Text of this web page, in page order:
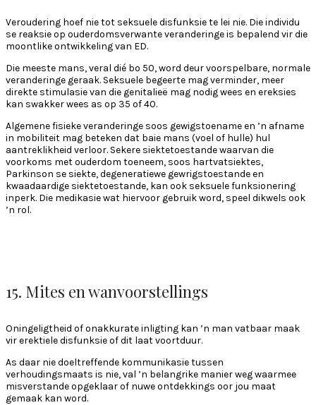
Veroudering hoef nie tot seksuele disfunksie te lei nie. Die individu
se reaksie op ouderdomsverwante veranderinge is bepalend vir die
moontlike ontwikkeling van ED.
Die meeste mans, veral dié bo 50, word deur voorspelbare, normale
veranderinge geraak. Seksuele begeerte mag verminder, meer
direkte stimulasie van die genitalieë mag nodig wees en ereksies
kan swakker wees as op 35 of 40.
Algemene fisieke veranderinge soos gewigstoename en ’n afname
in mobiliteit mag beteken dat baie mans (voel of hulle) hul
aantreklikheid verloor. Sekere siektetoestande waarvan die
voorkoms met ouderdom toeneem, soos hartvatsiektes,
Parkinson se siekte, degeneratiewe gewrigstoestande en
kwaadaardige siektetoestande, kan ook seksuele funksionering
inperk. Die medikasie wat hiervoor gebruik word, speel dikwels ook
’n rol.
15. Mites en wanvoorstellings
Oningeligtheid of onakkurate inligting kan ’n man vatbaar maak
vir erektiele disfunksie of dit laat voortduur.
As daar nie doeltreffende kommunikasie tussen
verhoudingsmaats is nie, val ’n belangrike manier weg waarmee
misverstande opgeklaar of nuwe ontdekkings oor jou maat
gemaak kan word.